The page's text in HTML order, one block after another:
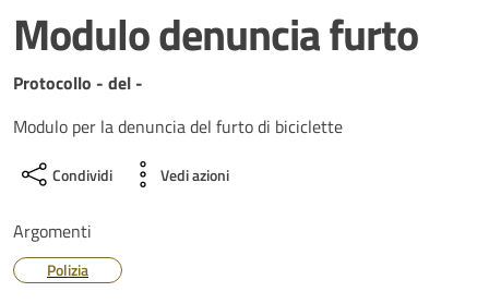
Modulo denuncia furto
Dettagli del documento
Protocollo - del -
Modulo per la denuncia del furto di biciclette
Condividi Vedi azioni
Argomenti
Polizia